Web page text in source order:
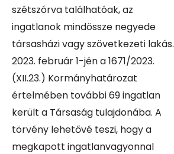
szétszórva találhatóak, az
ingatlanok mindössze negyede
társasházi vagy szövetkezeti lakás.
2023. február 1-jén a 1671/2023.
(XII.23.) Kormányhatározat
értelmében további 69 ingatlan
került a Társaság tulajdonába. A
törvény lehetővé teszi, hogy a
megkapott ingatlanvagyonnal